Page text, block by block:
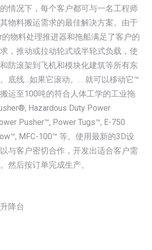
情况下，每个客户都可与一名工程师
物料搬运需求的最佳解决方案。由于
物料处理推进器和拖船满足了客户的
，推动或拉动轮式或半轮式负载，使
防滚架到飞机和模块化建筑等所有东
底线…如果它滚动。. . 就可以移动它™
运至100吨的符合人体工学的工业拖
Hazardous Duty Power
Pusher™, Power Tugs™, E-750
MFC-100™ 等。使用最新的3D设
与客户密切合作，开发出适合客户需
然后按订单完成生产。
降台